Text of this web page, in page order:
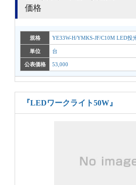
価格
規格 YE33W-H/YMKS-JF/C10M LED投
単位 台
公表価格 53,000
『LEDワークライト50W』